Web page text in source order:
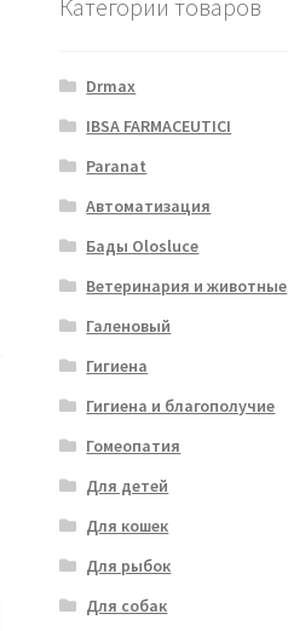
Категории товаров
Drmax
IBSA FARMACEUTICI
Paranat
Автоматизация
Бады Olosluce
Ветеринария и животные
Галеновый
Гигиена
Гигиена и благополучие
Гомеопатия
Для детей
Для кошек
Для рыбок
Для собак